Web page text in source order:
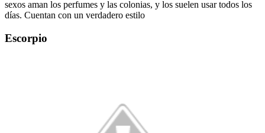
sexos aman los perfumes y las colonias, y los suelen usar todos los
días. Cuentan con un verdadero estilo
Escorpio